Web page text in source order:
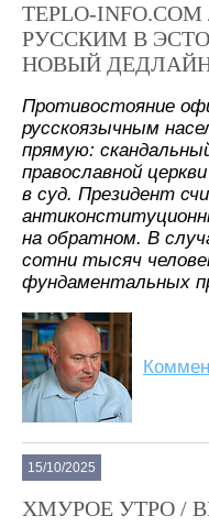
TEPLO-
РУССКИМ В
НОВЫЙ
Противостояние
русскоязычным
прямую:
православной
в суд. Президент
на обратном. В
сотни тысяч
фундаментальных
15/10/2025
ХМУРОЕ УТРО /